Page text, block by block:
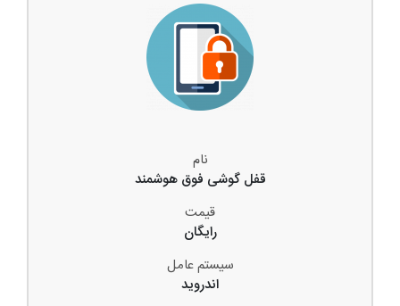
نام
قفل گوشی فوق هوشمند
قیمت
رایگان
سیستم عامل
اندروید